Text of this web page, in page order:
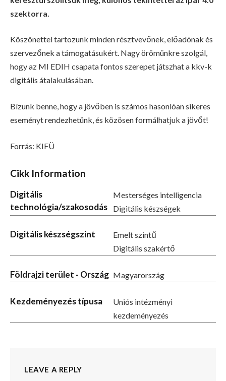
szektorra.
Köszönettel tartozunk minden résztvevőnek, előadónak és
szervezőnek a támogatásukért. Nagy örömünkre szolgál,
hogy az MI EDIH csapata fontos szerepet játszhat a kkv-k
digitális átalakulásában.
Bízunk benne, hogy a jövőben is számos hasonlóan sikeres
eseményt rendezhetünk, és közösen formálhatjuk a jövőt!
Forrás: KIFÜ
Cikk Information
Digitális
technológia/szakosodás
Mesterséges intelligencia
Digitális készségek
Digitális készségszint
Emelt szintű
Digitális szakértő
Földrajzi terület - Ország Magyarország
Kezdeményezés típusa
Uniós intézményi
kezdeményezés
LEAVE A REPLY